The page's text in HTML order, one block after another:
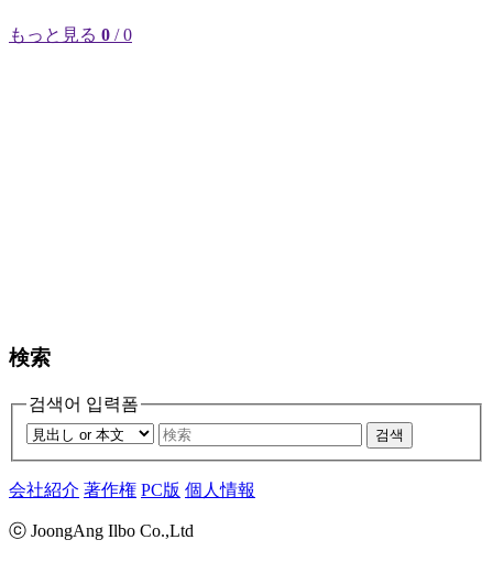
もっと見る 0 / 0
検索
검색어 입력폼
검색
会社紹介 著作権 PC版 個人情報
ⓒ JoongAng Ilbo Co.,Ltd